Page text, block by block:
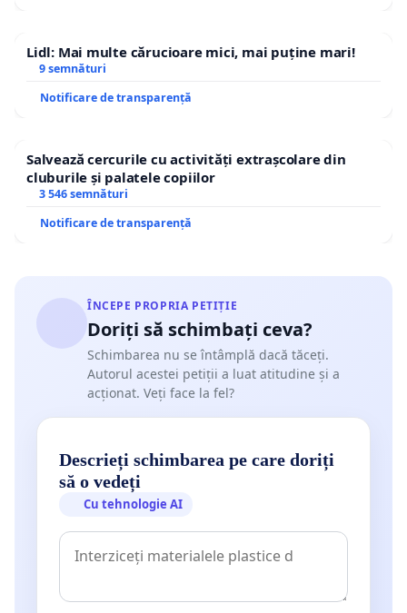
Lidl: Mai multe cărucioare mici, mai puține mari!
9 semnături
Notificare de transparență
Salvează cercurile cu activități extrașcolare din
cluburile și palatele copiilor
3 546 semnături
Notificare de transparență
ÎNCEPE PROPRIA PETIȚIE
Doriți să schimbați ceva?
Schimbarea nu se întâmplă dacă tăceți.
Autorul acestei petiții a luat atitudine și a
acționat. Veți face la fel?
Descrieți schimbarea pe care doriți
să o vedeți
Cu tehnologie AI